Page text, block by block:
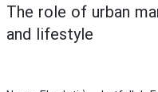
The role of urban
and lifestyle